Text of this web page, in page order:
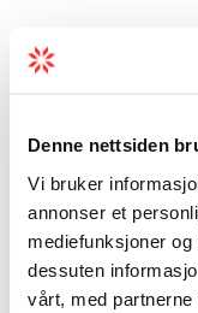
Denne nettsiden
Vi bruker
annonser et
mediefunksjoner
dessuten
vårt, med partnerne
Karte